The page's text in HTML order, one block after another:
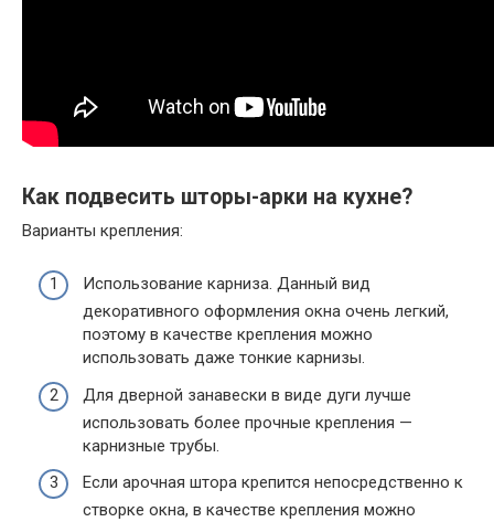
Как подвесить шторы-арки на кухне?
Варианты крепления:
Использование карниза. Данный вид
декоративного оформления окна очень легкий,
поэтому в качестве крепления можно
использовать даже тонкие карнизы.
Для дверной занавески в виде дуги лучше
использовать более прочные крепления —
карнизные трубы.
Если арочная штора крепится непосредственно к
створке окна, в качестве крепления можно